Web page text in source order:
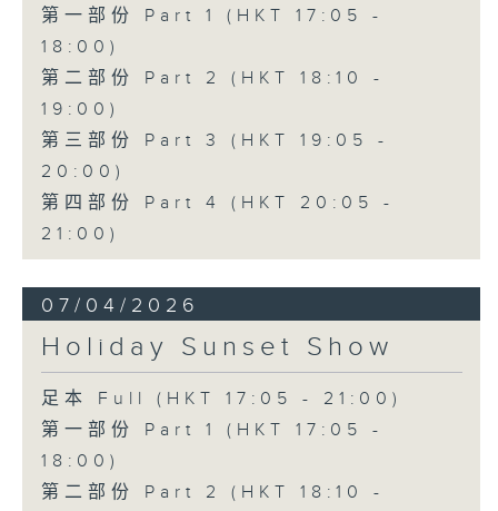
第一部份 Part 1 (HKT 17:05 -
18:00)
第二部份 Part 2 (HKT 18:10 -
19:00)
第三部份 Part 3 (HKT 19:05 -
20:00)
第四部份 Part 4 (HKT 20:05 -
21:00)
07/04/2026
Holiday Sunset Show
足本 Full (HKT 17:05 - 21:00)
第一部份 Part 1 (HKT 17:05 -
18:00)
第二部份 Part 2 (HKT 18:10 -